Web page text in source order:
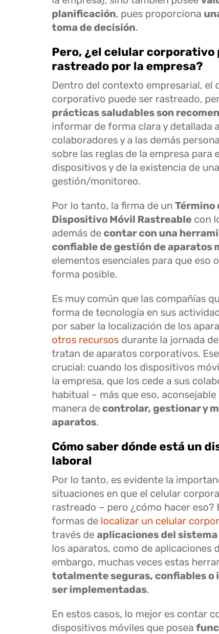
planificación, pues proporciona
toma de decisión.
Pero, ¿el celular corporativo
rastreado por la empresa?
Dentro del contexto empresarial, el
corporativo puede ser rastreado,
prácticas saludables son
informar de forma clara y detallada
colaboradores y a las demás
sobre las reglas de la empresa para
dispositivos y de la existencia de una
gestión/monitoreo.
Por lo tanto, la firma de un Término
Dispositivo Móvil Rastreable con
además de contar con una
confiable de gestión de aparatos
elementos esenciales para que eso
forma posible.
Es muy común que las compañías
forma de tecnología en sus
por saber la localización de los
otros recursos durante la jornada
tratan de aparatos corporativos.
crucial: cuando los dispositivos
la empresa, que los cede a sus
habitual – más que eso,
manera decontrolar, gestionar y
aparatos.
Cómo saber dónde está un
laboral
Por lo tanto, es evidente la
situaciones en que el celular
rastreado – pero ¿cómo hacer eso?
formas de localizar un celular
través de aplicaciones del
los aparatos, como de aplicaciones
embargo, muchas veces estas
totalmente seguras, confiables o
ser implementadas.
En estos casos, lo mejor es contar
dispositivos móviles que posea